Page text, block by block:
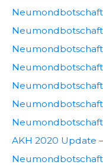
Neumondbotschaft
Neumondbotschaft
Neumondbotschaft
Neumondbotschaft
Neumondbotschaft
Neumondbotschaft
Neumondbotschaft
AKH 2020 Update
Neumondbotschaft